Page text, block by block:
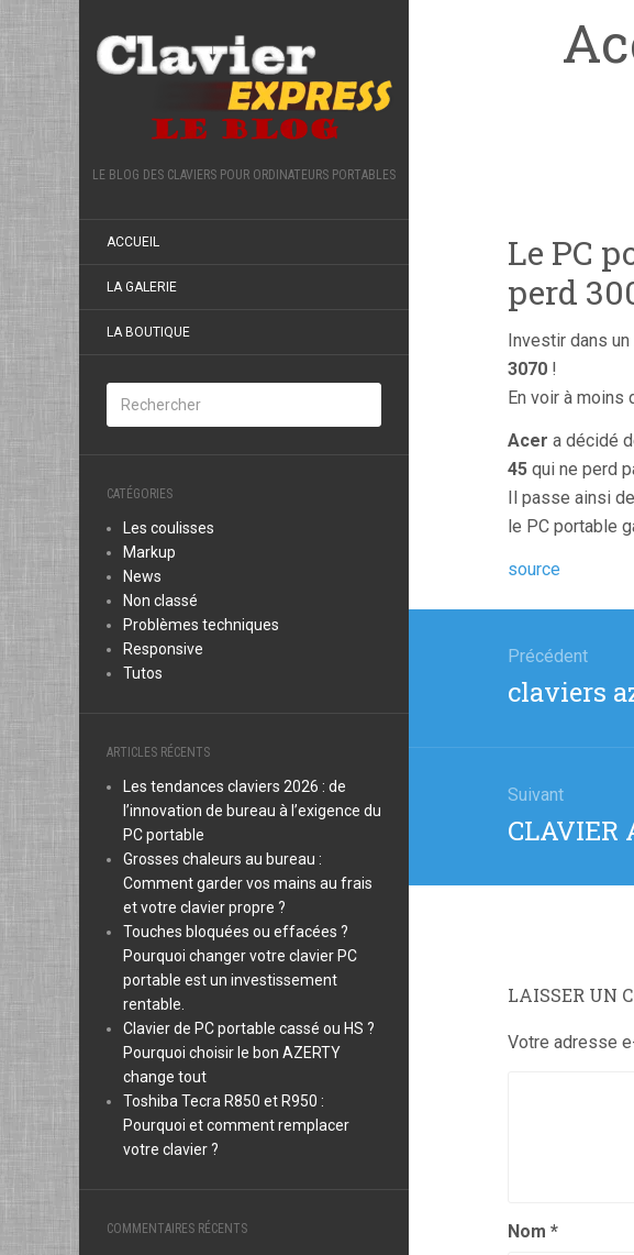
LE BLOG DES CLAVIERS POUR ORDINATEURS PORTABLES
ACCUEIL
LA GALERIE
LA BOUTIQUE
CATÉGORIES
Les coulisses
Markup
News
Non classé
Problèmes techniques
Responsive
Tutos
ARTICLES RÉCENTS
Les tendances claviers 2026 : de
l’innovation de bureau à l’exigence du
PC portable
Grosses chaleurs au bureau :
Comment garder vos mains au frais
et votre clavier propre ?
Touches bloquées ou effacées ?
Pourquoi changer votre clavier PC
portable est un investissement
rentable.
Clavier de PC portable cassé ou HS ?
Pourquoi choisir le bon AZERTY
change tout
Toshiba Tecra R850 et R950 :
Pourquoi et comment remplacer
votre clavier ?
COMMENTAIRES RÉCENTS
Le PC
perd
Investir dans un
3070 !
En voir à
Acer a décidé
45 qui ne perd
Il passe ainsi
le PC portable
source
l’article
Précédent
Article
claviers
Suivant
Article
CLAVIER
LAISSER UN
Votre adresse
Nom *